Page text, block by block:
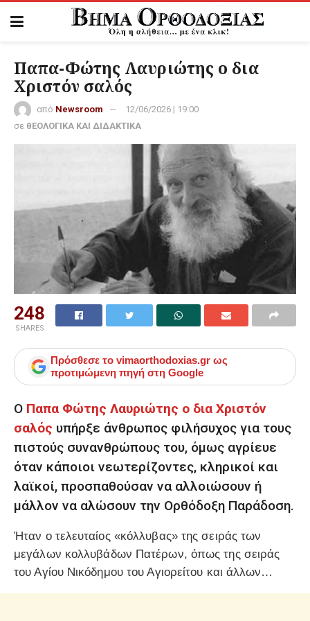
Παπα-Φώτης Λαυριώτης ο δια
Χριστόν σαλός
από Newsroom
12/06/2026 | 19:00
σε θΕΟΛΟΓΙΚΑ ΚΑΙ ΔΙΔΑΚΤΙΚΑ
248
SHARES
Πρόσθεσε το vimaorthodoxias.gr ως
προτιμώμενη πηγή στη Google
Ο Παπα Φώτης Λαυριώτης ο δια Χριστόν
σαλός υπήρξε άνθρωπος φιλήσυχος για τους
πιστούς συνανθρώπους του, όμως αγρίευε
όταν κάποιοι νεωτερίζοντες, κληρικοί και
λαϊκοί, προσπαθούσαν να αλλοιώσουν ή
μάλλον να αλώσουν την Ορθόδοξη Παράδοση.
Ήταν ο τελευταίος «κόλλυβας» της σειράς των
μεγάλων κολλυβάδων Πατέρων, όπως της σειράς
του Αγίου Νικόδημου του Αγιορείτου και άλλων…